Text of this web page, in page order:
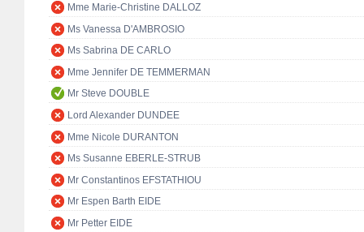
Mme Marie-Christine DALLOZ
Ms Vanessa D'AMBROSIO
Ms Sabrina DE CARLO
Mme Jennifer DE TEMMERMAN
Mr Steve DOUBLE
Lord Alexander DUNDEE
Mme Nicole DURANTON
Ms Susanne EBERLE-STRUB
Mr Constantinos EFSTATHIOU
Mr Espen Barth EIDE
Mr Petter EIDE